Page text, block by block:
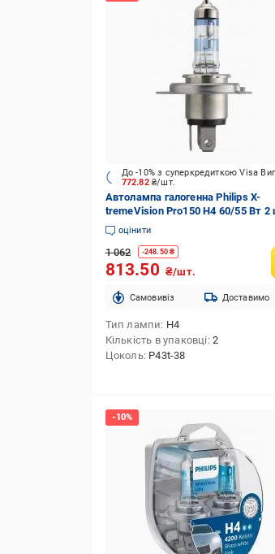
772.82 ₴/шт.
До -10% з суперкредиткою Visa
Автолампа галогенна Philips X-
tremeVision Pro150 H4 60/55 Вт 2
(PS 12342 XVP S2)
оцінити
1 062 -248.50₴
813.50 ₴/шт.
Cамовивіз Доставимо
Тип лампи H4
Кількість в упаковці 2
Цоколь P43t-38